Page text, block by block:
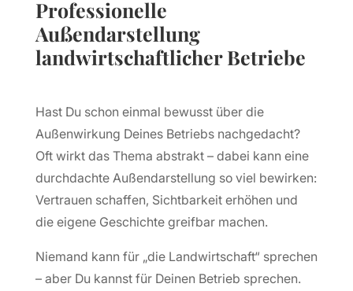
Professionelle
Außendarstellung
landwirtschaftlicher Betriebe
Hast Du schon einmal bewusst über die
Außenwirkung Deines Betriebs nachgedacht?
Oft wirkt das Thema abstrakt – dabei kann eine
durchdachte Außendarstellung so viel bewirken:
Vertrauen schaffen, Sichtbarkeit erhöhen und
die eigene Geschichte greifbar machen.
Niemand kann für „die Landwirtschaft“ sprechen
– aber Du kannst für Deinen Betrieb sprechen.